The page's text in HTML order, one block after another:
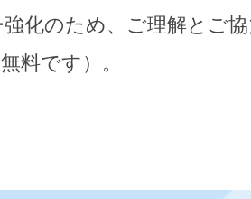
化のため、ご理解とご
料です）。